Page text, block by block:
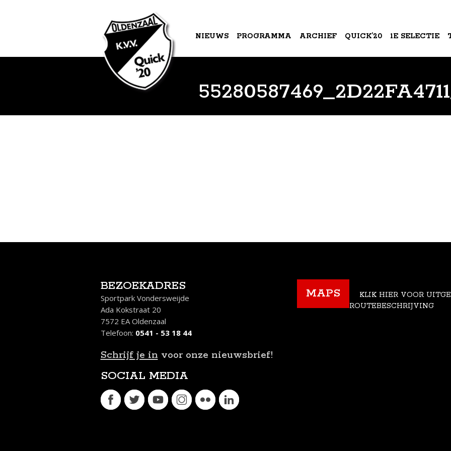
NIEUWS PROGRAMMA ARCHIEF QUICK’20 1E SELECTIE
BEZOEKADRES
Sportpark Vondersweijde
Ada Kokstraat 20
7572 EA Oldenzaal
Telefoon: 0541 - 53 18 44
Schrijf je in voor onze nieuwsbrief!
SOCIAL MEDIA
MAPS
KLIK HIER VOOR
ROUTEBESCHRIJVING